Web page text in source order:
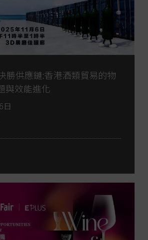
勝供應鏈:香港酒類貿易的物
與效能進化
日